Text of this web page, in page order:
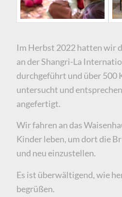
Im Herbst 2022 hatten wir
an der Shangri-La
durchgeführt und über 500
untersucht und
angefertigt.
Wir fahren an das
Kinder leben, um dort die
und neu einzustellen.
Es ist überwältigend, wie
begrüßen.